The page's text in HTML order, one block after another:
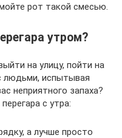
рот такой смесью.
утром?
на улицу, пойти на
людьми, испытывая
неприятного запаха?
с утра:
а лучше просто